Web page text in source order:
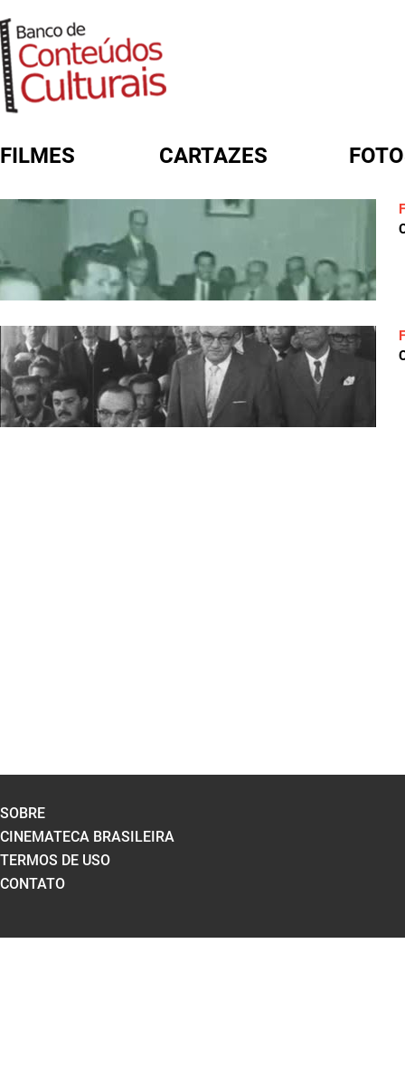
FILMES CARTAZES
FORMULÁRIO DE BUSCA
SOBRE
CINEMATECA BRASILEIRA
TERMOS DE USO
CONTATO